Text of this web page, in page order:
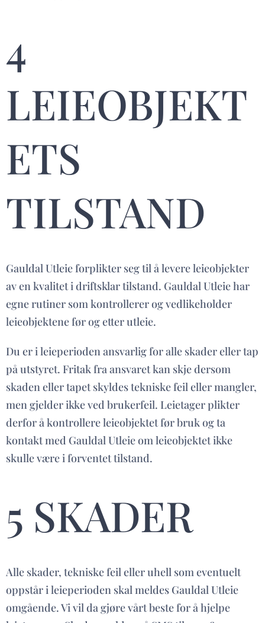
4
LEIEOBJEKT
ETS
TILSTAND
Gauldal Utleie forplikter seg til å levere leieobjekter
av en kvalitet i driftsklar tilstand. Gauldal Utleie har
egne rutiner som kontrollerer og vedlikeholder
leieobjektene før og etter utleie.
Du er i leieperioden ansvarlig for alle skader eller tap
på utstyret. Fritak fra ansvaret kan skje dersom
skaden eller tapet skyldes tekniske feil eller mangler,
men gjelder ikke ved brukerfeil. Leietager plikter
derfor å kontrollere leieobjektet før bruk og ta
kontakt med Gauldal Utleie om leieobjektet ikke
skulle være i forventet tilstand.
5 SKADER
Alle skader, tekniske feil eller uhell som eventuelt
oppstår i leieperioden skal meldes Gauldal Utleie
omgående. Vi vil da gjøre vårt beste for å hjelpe